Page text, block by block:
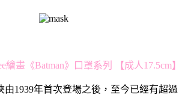
繪畫《Batman》口罩系列 【成人17.5cm】
由1939年首次登場之後，至今已經有超過